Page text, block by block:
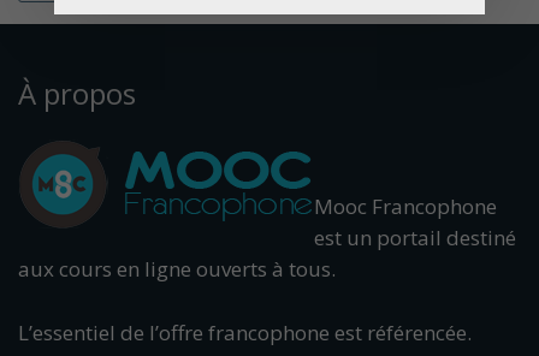
À propos
Mooc Francophone
est un portail destiné
aux cours en ligne ouverts à tous.
L’essentiel de l’offre francophone est référencée.